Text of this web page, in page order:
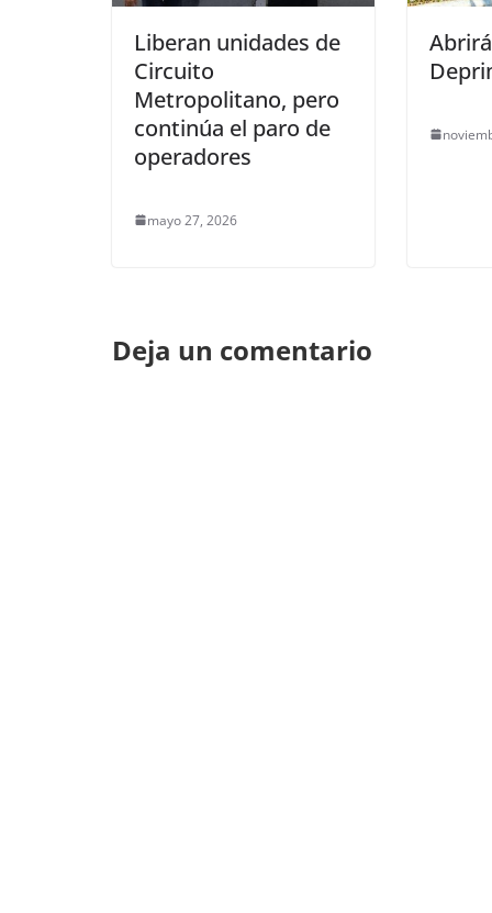
Liberan unidades de
Circuito
Metropolitano, pero
continúa el paro de
operadores
mayo 27, 2026
Deja un comentario